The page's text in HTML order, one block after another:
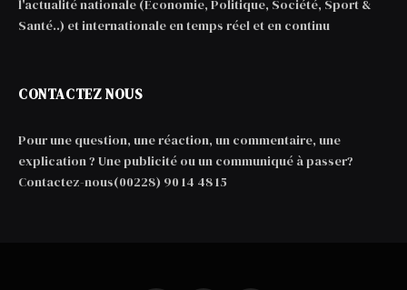
l'actualité nationale (Économie, Politique, Société, Sport &
Santé..) et internationale en temps réel et en continu
CONTACTEZ NOUS
Pour une question, une réaction, un commentaire, une
explication ? Une publicité ou un communiqué à passer?
Contactez-nous(00228) 90 14 48 15